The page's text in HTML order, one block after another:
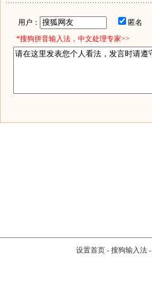
用户： 匿名
*搜狗拼音输入法，中文处理专家>>
设置首页- 搜狗输入法-